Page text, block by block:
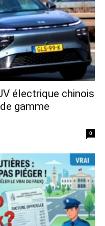
électrique chinois
gamme
0